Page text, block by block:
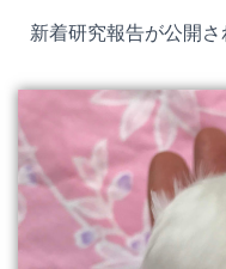
c
e
o
o
k
tt
er
e
n
新着研究報告が公開さ